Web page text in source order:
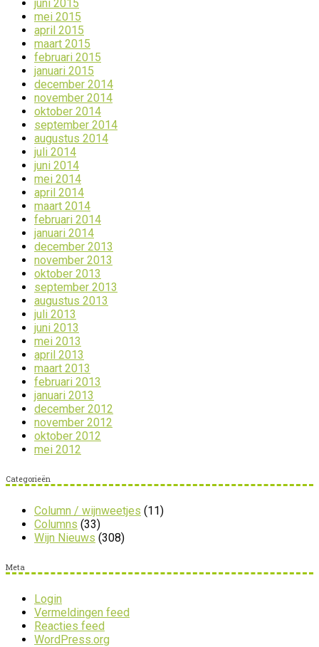
juni 2015
mei 2015
april 2015
maart 2015
februari 2015
januari 2015
december 2014
november 2014
oktober 2014
september 2014
augustus 2014
juli 2014
juni 2014
mei 2014
april 2014
maart 2014
februari 2014
januari 2014
december 2013
november 2013
oktober 2013
september 2013
augustus 2013
juli 2013
juni 2013
mei 2013
april 2013
maart 2013
februari 2013
januari 2013
december 2012
november 2012
oktober 2012
mei 2012
Categorieën
Column / wijnweetjes (11)
Columns (33)
Wijn Nieuws (308)
Meta
Login
Vermeldingen feed
Reacties feed
WordPress.org